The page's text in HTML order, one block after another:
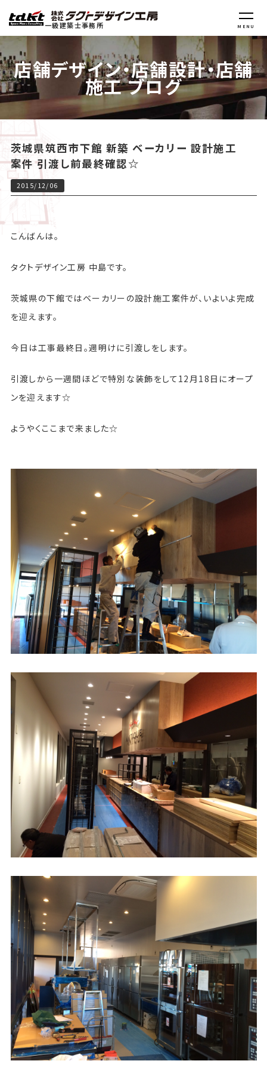
一級建築士事務所 MENU
店舗デザイン・店舗設計・店舗
施工 ブログ
茨城県筑西市下館 新築 ベーカリー 設計施工
案件 引渡し前最終確認☆
2015/12/06
こんばんは。
タクトデザイン工房 中島です。
茨城県の下館ではベーカリーの設計施工案件が、いよいよ完成
を迎えます。
今日は工事最終日。週明けに引渡しをします。
引渡しから一週間ほどで特別な装飾をして12月18日にオープ
ンを迎えます☆
ようやくここまで来ました☆